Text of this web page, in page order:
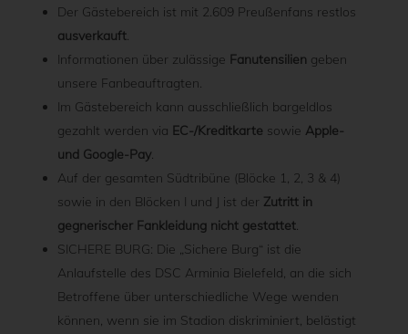
Der Gästebereich ist mit 2.609 Preußenfans restlos
ausverkauft.
Informationen über zulässige Fanutensilien geben
unsere Fanbeauftragten.
Im Gästebereich kann ausschließlich bargeldlos
gezahlt werden via EC-/Kreditkarte sowie Apple-
und Google-Pay.
Auf der gesamten Südtribüne (Blöcke 1, 2, 3 & 4)
sowie in den Blöcken I und J ist der Zutritt in
gegnerischer Fankleidung nicht gestattet.
SICHERE BURG: Die „Sichere Burg“ ist die
Anlaufstelle des DSC Arminia Bielefeld, an die sich
Betroffene über unterschiedliche Wege wenden
können, wenn sie im Stadion diskriminiert, belästigt